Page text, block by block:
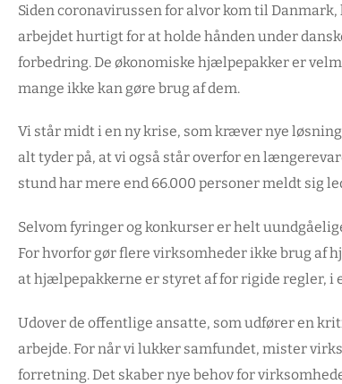
Siden coronavirussen for alvor kom til
arbejdet hurtigt for at holde hånden under
forbedring. De økonomiske hjælpepakker er
mange ikke kan gøre brug af dem.
Vi står midt i en ny krise, som kræver nye
alt tyder på, at vi også står overfor en
stund har mere end 66.000 personer meldt sig
Selvom fyringer og konkurser er helt
For hvorfor gør flere virksomheder ikke brug af
at hjælpepakkerne er styret af for rigide regler, i
Udover de offentlige ansatte, som udfører en
arbejde. For når vi lukker samfundet, mister
forretning. Det skaber nye behov for